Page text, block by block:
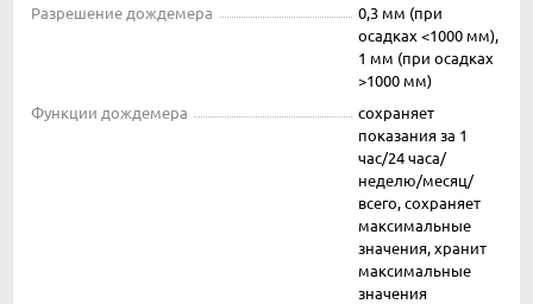
Разрешение дождемера
0,3 мм (при
осадках <1000 мм),
1 мм (при осадках
>1000 мм)
Функции дождемера
сохраняет
показания за 1
час/24 часа/
неделю/месяц/
всего, сохраняет
максимальные
значения, хранит
максимальные
значения